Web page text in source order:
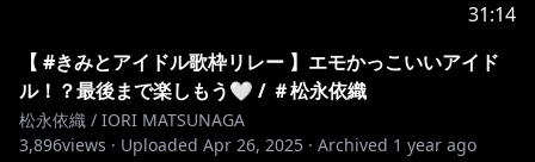
31:14
【 #きみとアイドル歌枠リレー 】エモかっこいいアイド
ル！？最後まで楽しもう🤍 / ＃松永依織
松永依織 / IORI MATSUNAGA
3,896views · Uploaded Apr 26, 2025 · Archived 1 year ago